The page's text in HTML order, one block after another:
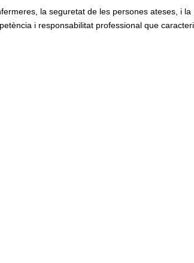
la seguretat de les persones ateses, i la
i responsabilitat professional que